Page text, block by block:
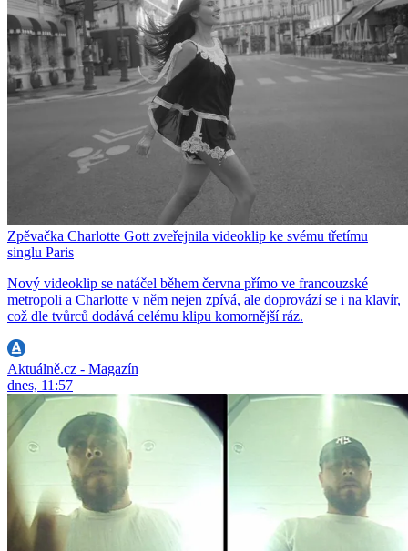
Zpěvačka Charlotte Gott zveřejnila videoklip ke svému třetímu
singlu Paris
Nový videoklip se natáčel během června přímo ve francouzské
metropoli a Charlotte v něm nejen zpívá, ale doprovází se i na klavír,
což dle tvůrců dodává celému klipu komornější ráz.
Aktuálně.cz - Magazín
dnes, 11:57